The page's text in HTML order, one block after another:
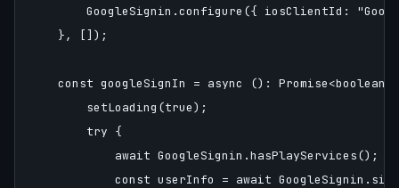
GoogleSignin.configure({ iosClientId:
    }, []);
const googleSignIn = async (): Promise<boolean>
        setLoading(true);
        try {
            await GoogleSignin.hasPlayServices();
const userInfo = await